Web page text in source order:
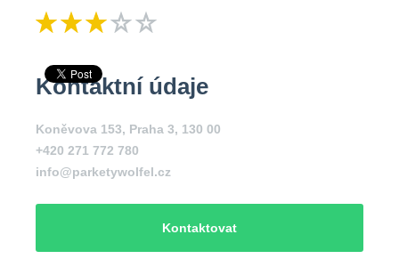
Kontaktní údaje
Koněvova 153, Praha 3, 130 00
+420 271 772 780
info@parketywolfel.cz
Kontaktovat